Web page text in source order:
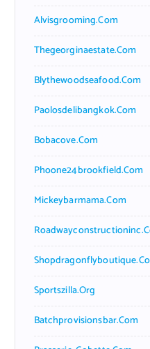
Alvisgrooming.com
Thegeorginaestate.com
Blythewoodseafood.com
Paolosdelibangkok.com
Bobacove.com
Phoone24brookfield.com
Mickeybarmama.com
Sportszilla.org
Batchprovisionsbar.com